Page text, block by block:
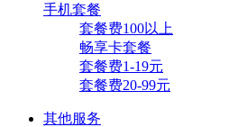
手机套餐
套餐费100以上
畅享卡套餐
套餐费1-19元
套餐费20-99元
其他服务